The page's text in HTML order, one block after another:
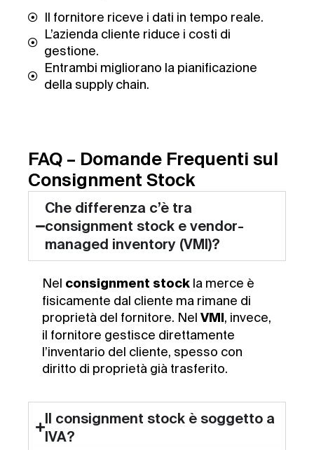
Il fornitore riceve i dati in tempo reale.
L’azienda cliente riduce i costi di
gestione.
Entrambi migliorano la pianificazione
della supply chain.
FAQ – Domande Frequenti sul
Consignment Stock
Che differenza c’è tra
consignment stock e vendor-
managed inventory (VMI)?
Nel consignment stock la merce è
fisicamente dal cliente ma rimane di
proprietà del fornitore. Nel VMI , invece,
il fornitore gestisce direttamente
l’inventario del cliente, spesso con
diritto di proprietà già trasferito.
Il consignment stock è soggetto a
IVA?